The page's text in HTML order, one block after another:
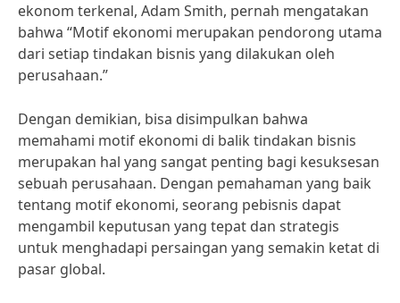
ekonom terkenal, Adam Smith, pernah mengatakan
bahwa “Motif ekonomi merupakan pendorong utama
dari setiap tindakan bisnis yang dilakukan oleh
perusahaan.”
Dengan demikian, bisa disimpulkan bahwa
memahami motif ekonomi di balik tindakan bisnis
merupakan hal yang sangat penting bagi kesuksesan
sebuah perusahaan. Dengan pemahaman yang baik
tentang motif ekonomi, seorang pebisnis dapat
mengambil keputusan yang tepat dan strategis
untuk menghadapi persaingan yang semakin ketat di
pasar global.